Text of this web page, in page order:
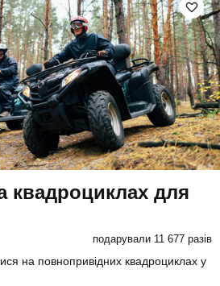
квадроциклах для
подарували 11 677 разів
на повнопривідних квадроциклах у